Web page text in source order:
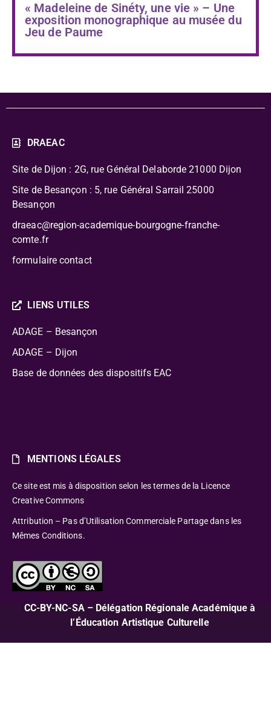
« Madeleine de Sinéty, une vie » – Une
exposition monographique au musée du
Jeu de Paume
DRAEAC
Site de Dijon : 2G, rue Général Delaborde 21000 Dijon
Site de Besançon : 5, rue Général Sarrail 25000
Besançon
draeac@region-academique-bourgogne-franche-
comte.fr
formulaire contact
LIENS UTILES
ADAGE – Besançon
ADAGE – Dijon
Base de données des dispositifs EAC
MENTIONS LÉGALES
Ce site est mis à disposition selon les termes de la Licence
Creative Commons
Attribution – Pas d’Utilisation Commerciale Partage dans les
Mêmes Conditions.
CC-BY-NC-SA – Délégation Régionale Académique à
l’Éducation Artistique Culturelle